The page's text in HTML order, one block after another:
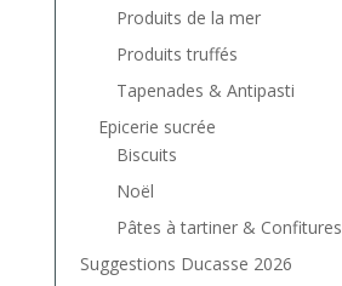
Produits de la mer
Produits truffés
Tapenades & Antipasti
Epicerie sucrée
Biscuits
Noël
Pâtes à tartiner & Confitures
Suggestions Ducasse 2026